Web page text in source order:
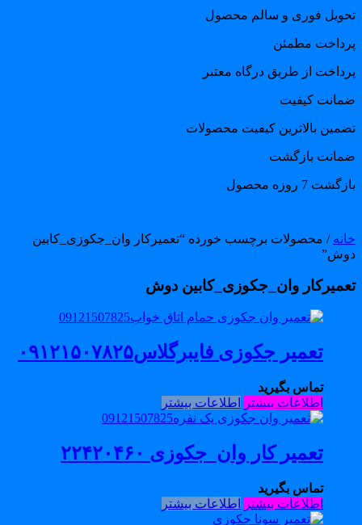
فوری و سالم محصول
مطمئن
از طریق درگاه معتبر
کیفیت
بالاترین کیفیت محصولات
بازگشت
7 روزه محصول
/ محصولات برچسب خورده “تعمیرکار وان_جکوزی_کابین
وان_جکوزی_کابین دوش
تعمیر جکوزی فایبرگلاس۰۹۱۲۱۵۰۷۸۲۵
تماس بگیرید
اطلاعات بیشتر اطلاعات بیشتر
تعمیر کار وان_جکوزی ۲۲۴۲۰۴۶۰
تماس بگیرید
اطلاعات بیشتر اطلاعات بیشتر